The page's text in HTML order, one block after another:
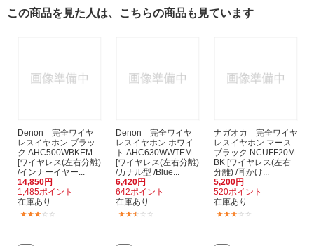
この商品を見た人は、こちらの商品も見ています
Denon 完全ワイヤ
レスイヤホン ブラッ
ク AHC500WBKEM
[ワイヤレス(左右分離)
/インナーイヤー...
14,850円
1,485ポイント
在庫あり
Denon 完全ワイヤ
レスイヤホン ホワイ
ト AHC630WWTEM
[ワイヤレス(左右分離)
/カナル型 /Blue...
6,420円
642ポイント
在庫あり
ナガオカ 完全ワイヤ
レスイヤホン マース
ブラック NCUFF20M
BK [ワイヤレス(左右
分離) /耳かけ...
5,200円
520ポイント
在庫あり